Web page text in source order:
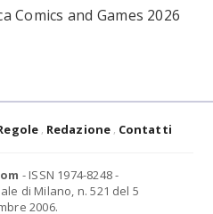
Comics and Games 2026
Redazione Contatti
- ISSN 1974-8248 -
di Milano, n. 521 del 5
2006.